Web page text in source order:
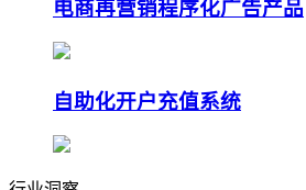
电商再营销程序化广告产品
自助化开户充值系统